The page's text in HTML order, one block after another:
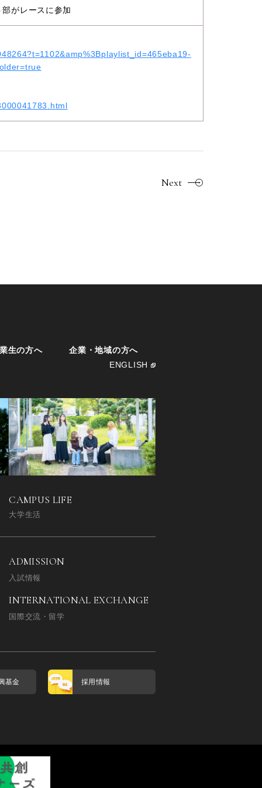
がレースに参加
Next
生の方へ
企業・地域の方へ
ENGLISH
CAMPUS LIFE
大学生活
ADMISSION
入試情報
INTERNATIONAL EXCHANGE
国際交流・留学
基金 採用情報